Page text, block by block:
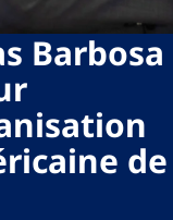
Barbosa